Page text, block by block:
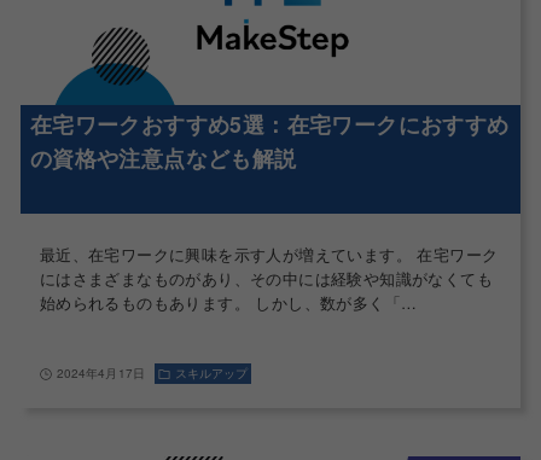
在宅ワークおすすめ5選：在宅ワークにおすすめ
の資格や注意点なども解説
最近、在宅ワークに興味を示す人が増えています。 在宅ワーク
にはさまざまなものがあり、その中には経験や知識がなくても
始められるものもあります。 しかし、数が多く「…
2024年4月17日 スキルアップ